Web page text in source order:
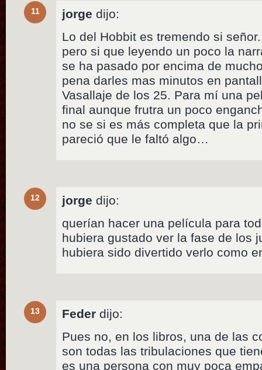
11 jorge dijo:
Lo del Hobbit es tremendo si
pero si que leyendo un poco la
se ha pasado por encima de
pena darles mas minutos en
Vasallaje de los 25. Para mí una
final aunque frutra un poco
no se si es más completa que la
pareció que le faltó algo…
12 jorge dijo:
querían hacer una película para
hubiera gustado ver la fase de los
hubiera sido divertido verlo como
13 Feder dijo:
Pues no, en los libros, una de las
son todas las tribulaciones que
es una persona con muy poca